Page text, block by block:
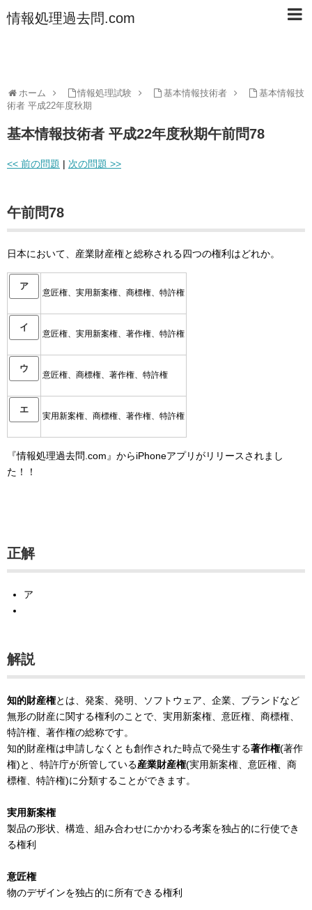
情報処理過去問.com
ホーム 情報処理試験 基本情報技術者
基本情報技
術者 平成22年度秋期
基本情報技術者 平成22年度秋期午前問78
<< 前の問題 | 次の問題 >>
午前問78
日本において、産業財産権と総称される四つの権利はどれか。
ア
意匠権、実用新案権、商標権、特許権
イ
意匠権、実用新案権、著作権、特許権
ウ
意匠権、商標権、著作権、特許権
エ
実用新案権、商標権、著作権、特許権
『情報処理過去問.com』からiPhoneアプリがリリースされまし
た！！
正解
ア
解説
知的財産権とは、発案、発明、ソフトウェア、企業、ブランドなど
無形の財産に関する権利のことで、実用新案権、意匠権、商標権、
特許権、著作権の総称です。
知的財産権は申請しなくとも創作された時点で発生する著作権(著作
権)と、特許庁が所管している産業財産権(実用新案権、意匠権、商
標権、特許権)に分類することができます。
実用新案権
製品の形状、構造、組み合わせにかかわる考案を独占的に行使でき
る権利
意匠権
物のデザインを独占的に所有できる権利